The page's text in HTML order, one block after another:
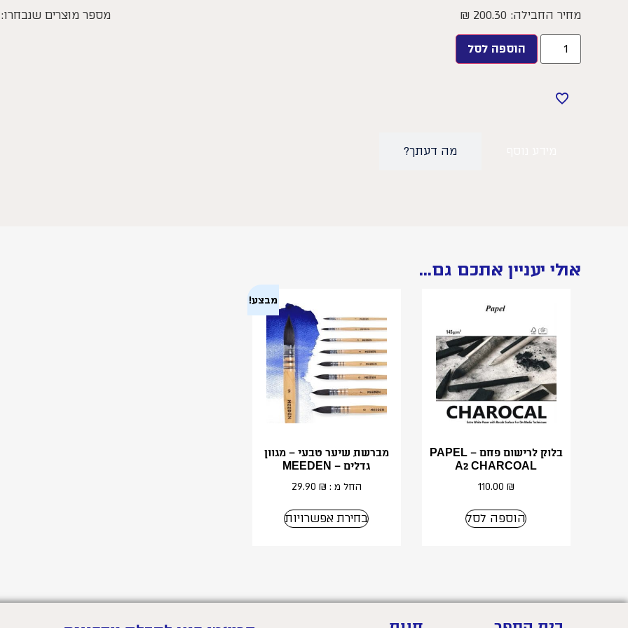
מחיר החבילה: 200.30
₪ מספר מוצרים שנבחרו:
הוספה לסל
מה דעתך?
אולי יעניין אתכם גם...
בלוק לרישום פחם – PAPEL
A2 CHARCOAL
110.00 ₪
הוספה לסל
מבצע!
מברשת שיער טבעי – מגוון
גדלים – MEEDEN
החל מ : 29.90 ₪
בחירת אפשרויות